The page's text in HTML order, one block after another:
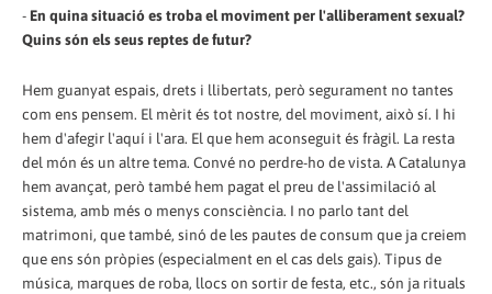
- En quina situació es troba el moviment per l'alliberament sexual?
Quins són els seus reptes de futur?
Hem guanyat espais, drets i llibertats, però segurament no tantes
com ens pensem. El mèrit és tot nostre, del moviment, això sí. I hi
hem d'afegir l'aquí i l'ara. El que hem aconseguit és fràgil. La resta
del món és un altre tema. Convé no perdre-ho de vista. A Catalunya
hem avançat, però també hem pagat el preu de l'assimilació al
sistema, amb més o menys consciència. I no parlo tant del
matrimoni, que també, sinó de les pautes de consum que ja creiem
que ens són pròpies (especialment en el cas dels gais). Tipus de
música, marques de roba, llocs on sortir de festa, etc., són ja rituals